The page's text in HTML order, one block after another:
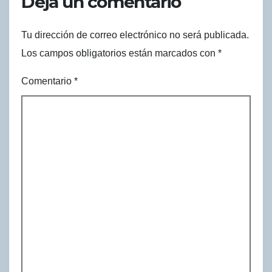
Tu dirección de correo electrónico no será publicada.
Los campos obligatorios están marcados con *
Comentario *